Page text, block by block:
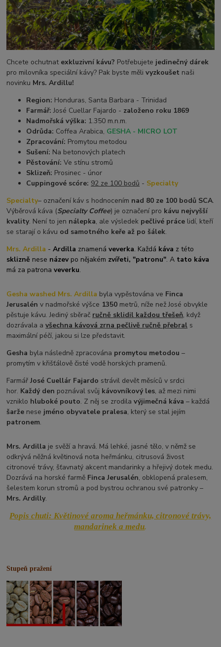
Chcete ochutnat exkluzivní kávu? Potřebujete jedinečný dárek
pro milovníka speciální kávy? Pak byste mělivyzkoušet naši
novinku Mrs. Ardillu!
Region: Honduras, Santa Barbara - Trinidad
Farmář: José Cuellar Fajardo - založeno roku 1869
Nadmořská výška: 1.350 m.n.m.
Odrůda: Coffea Arabica, GESHA - MICRO LOT
Zpracování: Promytou metodou
Sušení: Na betonových platech
Pěstování: Ve stínu stromů
Sklizeň: Prosinec - únor
Cuppingové scóre: 92 ze 100 bodů - Specialty
Specialty– označení káv s hodnocením nad 80 ze 100 bodů SCA.
Výběrová káva (Specialty Coffee) je označení pro kávu nejvyšší
kvality. Není to jen nálepka, ale výsledek pečlivé práce lidí, kteří
se starají o kávu od samotného keře až po šálek.
Mrs. Ardilla -Ardilla znamenáveverka. Každá káva z této
sklizně nese názevpo nějakém zvířeti, "patronu". A tato káva
má za patronaveverku.
Gesha washed Mrs. Ardilla byla vypěstována ve Finca
Jerusalén v nadmořské výšce 1350 metrů, níže než José obvykle
pěstuje kávu. Jediný sběrač ručně sklidil každou třešeň, když
dozrávala avšechna kávová zrna pečlivě ručně přebral s
maximální péčí, jakou si lze představit.
Gesha byla následně zpracována promytou metodou –
promytím v křišťálově čisté vodě horských pramenů.
FarmářJosé Cuellár Fajardo strávil devět měsíců v srdci
hor. Každý den poznával svůj kávovníkový les, až mezi nimi
vzniklo hluboké pouto. Z něj se zrodilavýjimečná káva – každá
šarže nese jméno obyvatele pralesa, který se stal jejím
patronem.
Mrs. Ardilla je svěží a hravá. Má lehké, jasné tělo, v němž se
odkrývá něžná květinová nota heřmánku, citrusová živost
citronové trávy, šťavnatý akcent mandarinky a hřejivý dotek medu.
Dozrává na horské farmě Finca Jerusalén, obklopená pralesem,
šelestem korun stromů a pod bystrou ochranou své patronky –
Mrs. Ardilly.
Popis chuti: Květinové aroma heřmánku, citronové trávy,
mandarinek a medu.
Stupeň pražení